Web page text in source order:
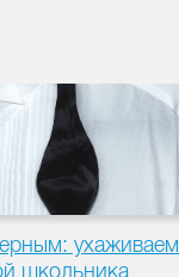
ухаживаем
школьника